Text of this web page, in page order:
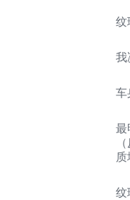
纹
我
车
最
质
纹